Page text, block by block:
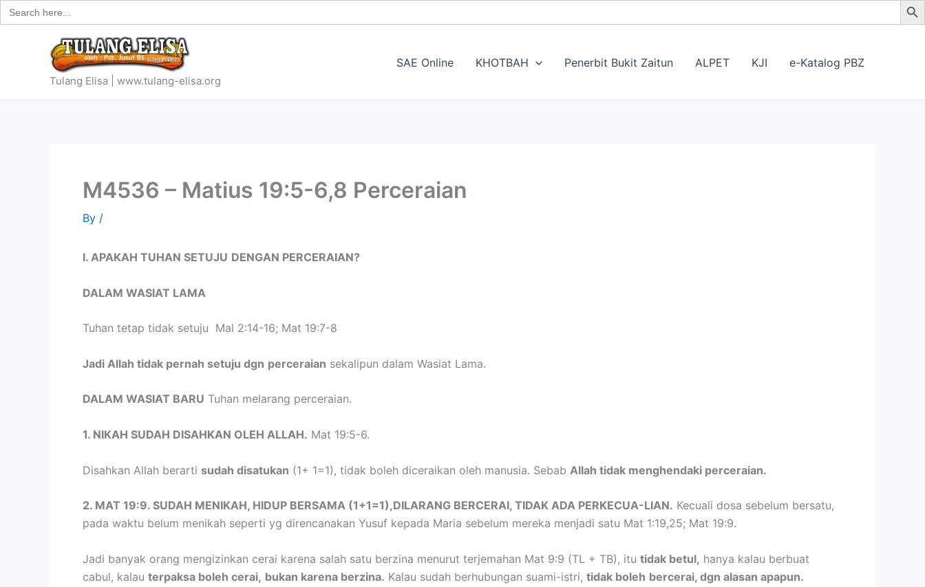
Search
for:
Skip
to
Tulang Elisa | www.tulang-elisa.org
SAE Online KHOTBAH Penerbit Bukit Zaitun ALPET KJI e-Katalog PBZ
M4536 – Matius 19:5-6,8 Perceraian
By /
I. APAKAH TUHAN SETUJU DENGAN PERCERAIAN?
DALAM WASIAT LAMA
Tuhan tetap tidak setuju Mal 2:14-16; Mat 19:7-8
Jadi Allah tidak pernah setuju dgn perceraian sekalipun dalam Wasiat Lama.
DALAM WASIAT BARU Tuhan melarang perceraian.
1. NIKAH SUDAH DISAHKAN OLEH ALLAH. Mat 19:5-6.
Disahkan Allah berarti sudah disatukan (1+ 1=1), tidak boleh diceraikan oleh manusia. Sebab Allah tidak menghendaki perceraian.
2. MAT 19:9. SUDAH MENIKAH, HIDUP BERSAMA (1+1=1),DILARANG BERCERAI, TIDAK ADA PERKECUA-LIAN. Kecuali dosa sebelum bersatu,
pada waktu belum menikah seperti yg direncanakan Yusuf kepada Maria sebelum mereka menjadi satu Mat 1:19,25; Mat 19:9.
Jadi banyak orang mengizinkan cerai karena salah satu berzina menurut terjemahan Mat 9:9 (TL + TB), itu tidak betul, hanya kalau berbuat
cabul, kalau terpaksa boleh cerai, bukan karena berzina. Kalau sudah berhubungan suami-istri, tidak boleh bercerai, dgn alasan apapun.